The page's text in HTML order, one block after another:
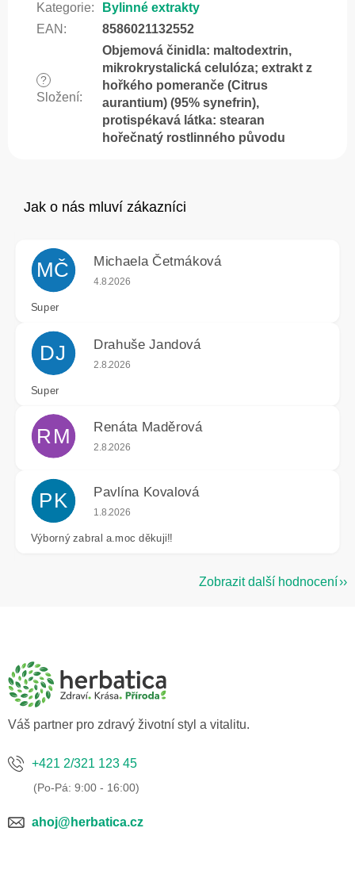
Kategorie:
Bylinné extrakty
EAN : 8586021132552
?
Složení:
Objemová činidla: maltodextrin,
mikrokrystalická celulóza; extrakt z
hořkého pomeranče (Citrus
aurantium) (95% synefrin),
protispékavá látka: stearan
hořečnatý rostlinného původu
MČ Michaela Četmáková
Hodnocení obchodu je 5 z 5 hvězdiček.
4.8.2026
Super
DJ Drahuše Jandová
Hodnocení obchodu je 5 z 5 hvězdiček.
2.8.2026
Super
RM Renáta Maděrová
Hodnocení obchodu je 5 z 5 hvězdiček.
2.8.2026
PK Pavlína Kovalová
Hodnocení obchodu je 5 z 5 hvězdiček.
1.8.2026
Výborný zabral a.moc děkuji!!
Zobrazit další hodnocení
a
Váš partner pro zdravý životní styl a vitalitu.
+421 2/321 123 45
ahoj@herbatica.cz